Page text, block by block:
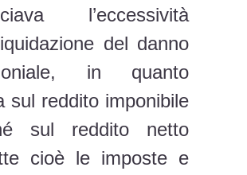
l’eccessività
del danno
in quanto
sul reddito imponibile
sul reddito netto
cioè le imposte e